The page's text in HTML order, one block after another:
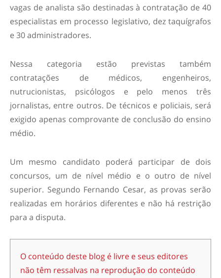
vagas de analista são destinadas à contratação de 40
especialistas em processo legislativo, dez taquígrafos
e 30 administradores.
Nessa categoria estão previstas também
contratações de médicos, engenheiros,
nutrucionistas, psicólogos e pelo menos três
jornalistas, entre outros. De técnicos e policiais, será
exigido apenas comprovante de conclusão do ensino
médio.
Um mesmo candidato poderá participar de dois
concursos, um de nível médio e o outro de nível
superior. Segundo Fernando Cesar, as provas serão
realizadas em horários diferentes e não há restrição
para a disputa.
O conteúdo deste blog é livre e seus editores
não têm ressalvas na reprodução do conteúdo